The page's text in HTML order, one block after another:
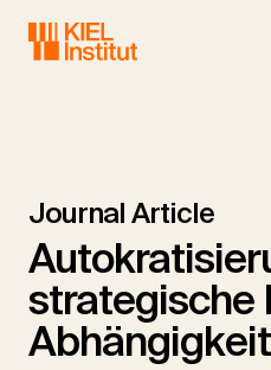
Journal Article
strategische